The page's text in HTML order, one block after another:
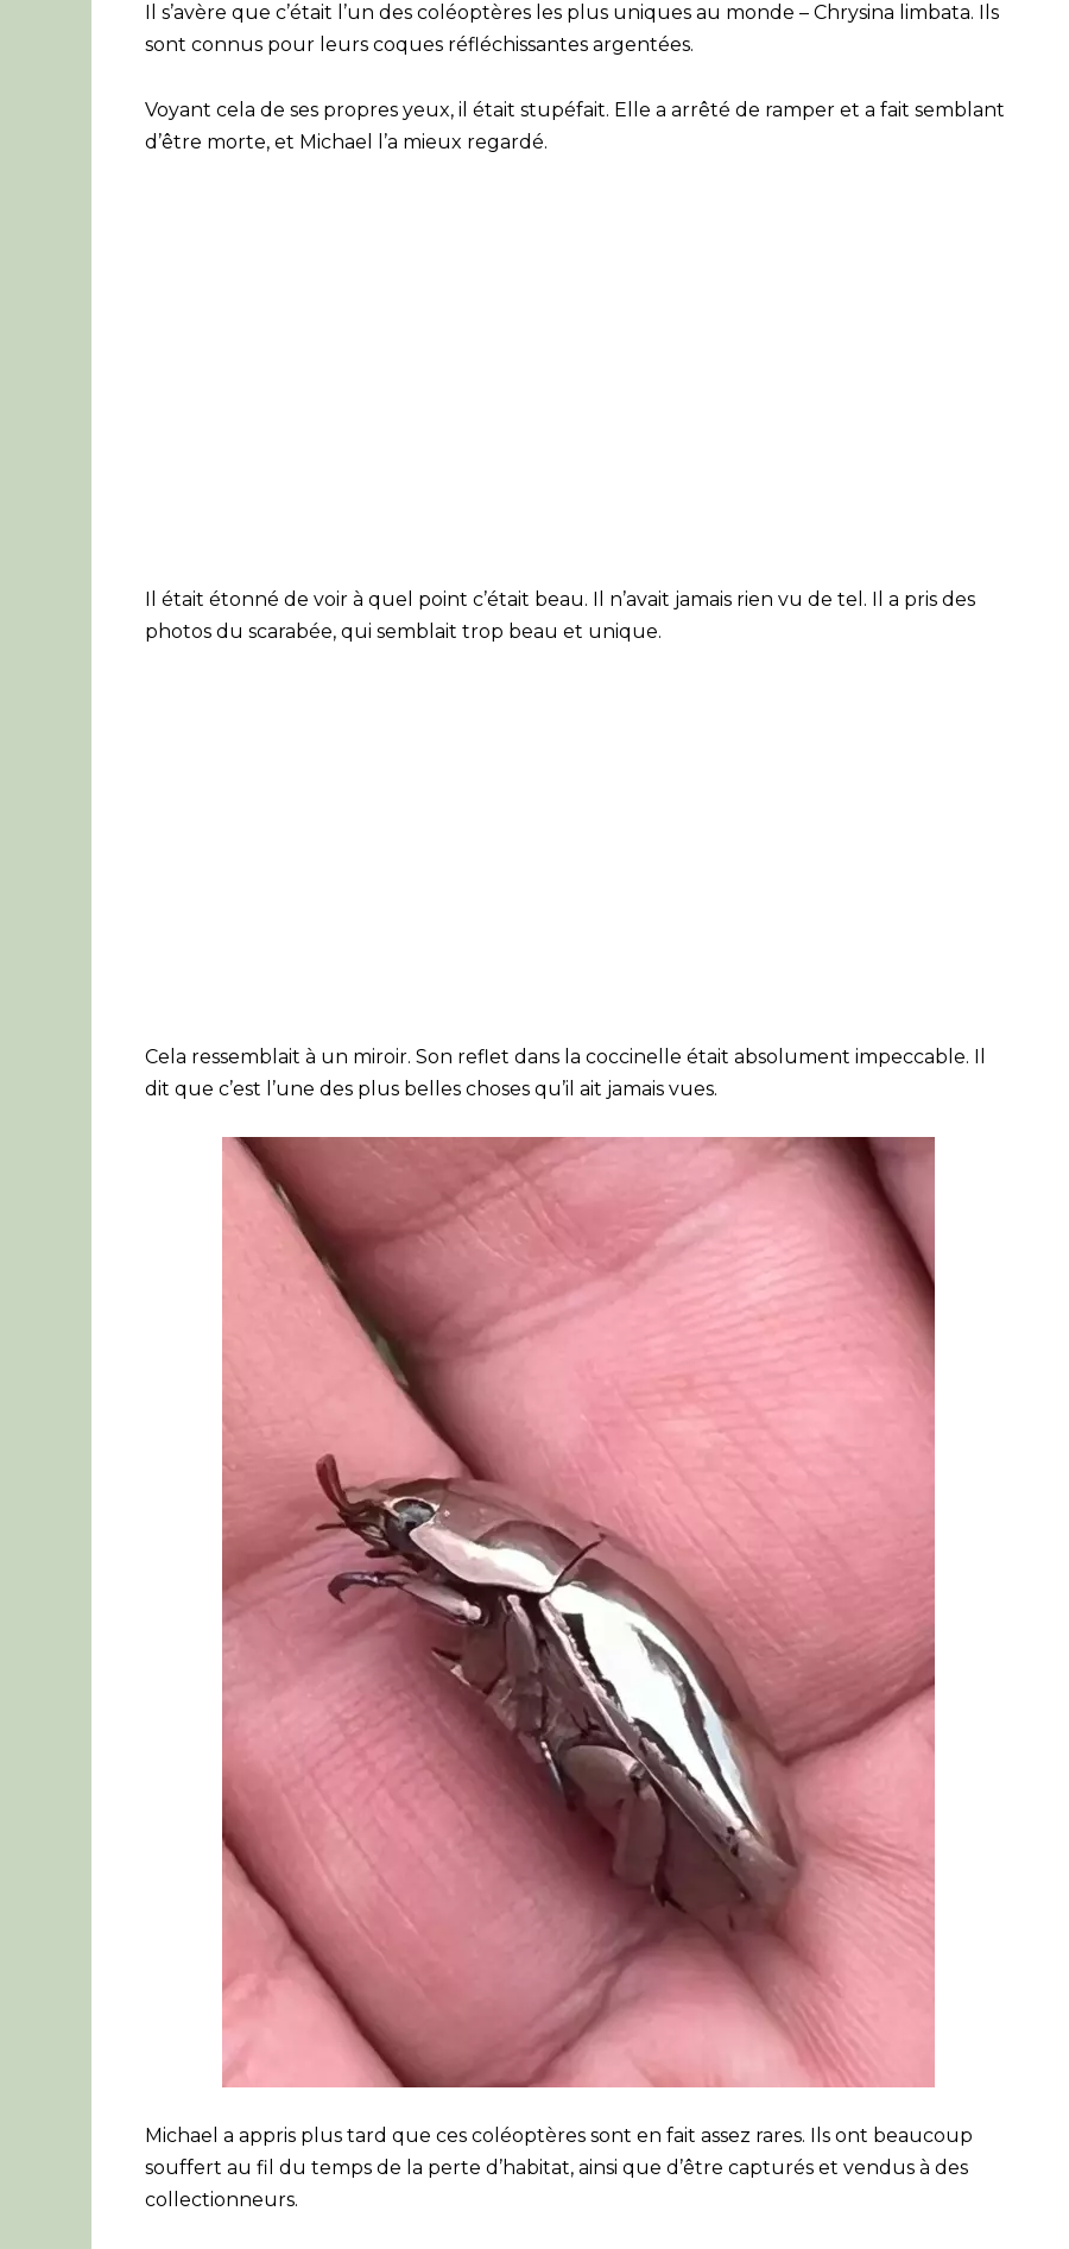
Il s’avère que c’était l’un des coléoptères les plus uniques au monde – Chrysina limbata. Ils
sont connus pour leurs coques réfléchissantes argentées.
Voyant cela de ses propres yeux, il était stupéfait. Elle a arrêté de ramper et a fait semblant
d’être morte, et Michael l’a mieux regardé.
Il était étonné de voir à quel point c’était beau. Il n’avait jamais rien vu de tel. Il a pris des
photos du scarabée, qui semblait trop beau et unique.
Cela ressemblait à un miroir. Son reflet dans la coccinelle était absolument impeccable. Il
dit que c’est l’une des plus belles choses qu’il ait jamais vues.
Michael a appris plus tard que ces coléoptères sont en fait assez rares. Ils ont beaucoup
souffert au fil du temps de la perte d’habitat, ainsi que d’être capturés et vendus à des
collectionneurs.